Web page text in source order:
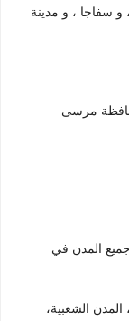
سفاجا ، و مدينة
مرسى
جميع المدن في
الشعبية،